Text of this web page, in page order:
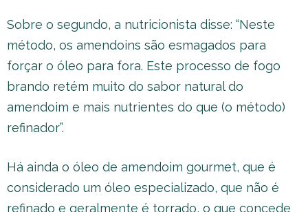
Sobre o segundo, a nutricionista disse: “Neste
método, os amendoins são esmagados para
forçar o óleo para fora. Este processo de fogo
brando retém muito do sabor natural do
amendoim e mais nutrientes do que (o método)
refinador”.
Há ainda o óleo de amendoim gourmet, que é
considerado um óleo especializado, que não é
refinado e geralmente é torrado, o que concede